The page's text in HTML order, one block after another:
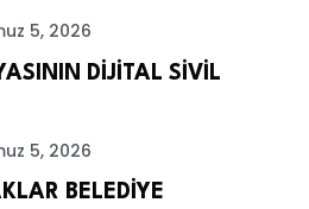
5, 2026
DİJİTAL SİVİL
5, 2026
BELEDİYE